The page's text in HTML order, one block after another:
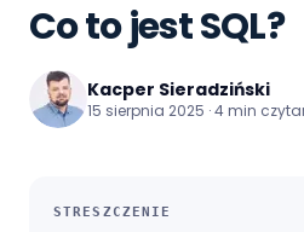
Co to jest SQL?
Kacper Sieradziński
15 sierpnia 2025 · 4 min
STRESZCZENIE